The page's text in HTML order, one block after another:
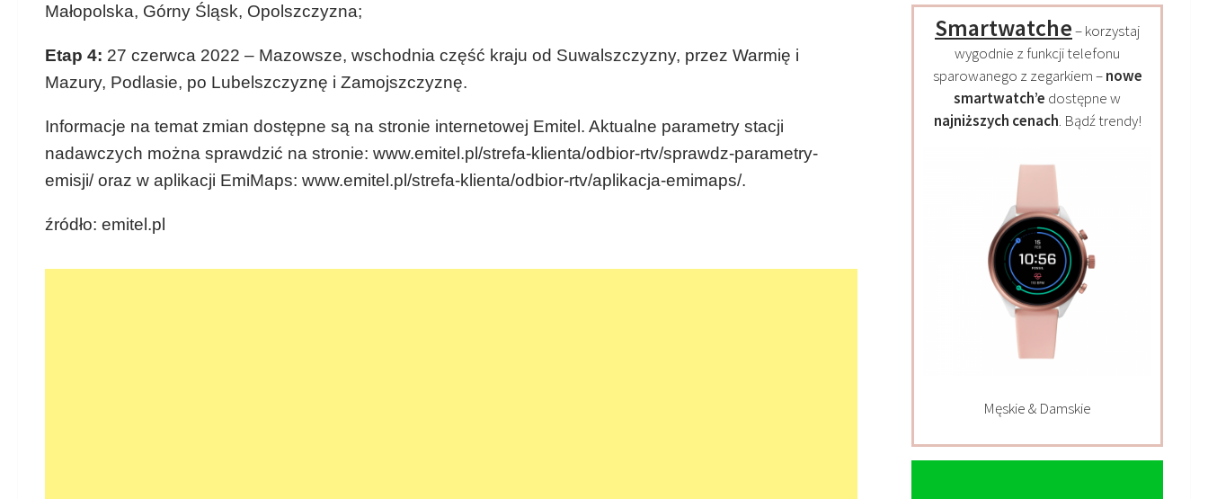
Małopolska, Górny Śląsk, Opolszczyzna;
Etap 4: 27 czerwca 2022 – Mazowsze, wschodnia część kraju od Suwalszczyzny, przez Warmię i
Mazury, Podlasie, po Lubelszczyznę i Zamojszczyznę.
Informacje na temat zmian dostępne są na stronie internetowej Emitel. Aktualne parametry stacji
nadawczych można sprawdzić na stronie: www.emitel.pl/strefa-klienta/odbior-rtv/sprawdz-parametry-
emisji/ oraz w aplikacji EmiMaps: www.emitel.pl/strefa-klienta/odbior-rtv/aplikacja-emimaps/.
źródło: emitel.pl
Smartwatche– korzystaj
wygodnie z funkcji telefonu
sparowanego z zegarkiem –nowe
smartwatch’e dostępne w
najniższych cenach. Bądź trendy!
Męskie & Damskie